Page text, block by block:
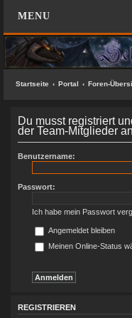
MENU
FOREN-ÜBERSICHT
Aktive Themen
Suche
REGISTRIEREN
KONTAKT
SUCHE
Startseite Portal Foren-
Du musst registriert
der Team-Mitglieder
Benutzername:
Passwort:
Ich habe mein Passwort
Angemeldet bleiben
Meinen Online-Status
REGISTRIEREN